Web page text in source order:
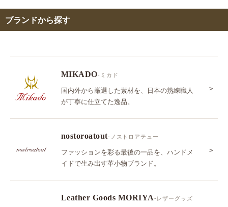
ブランドから探す
MIKADO-ミカド
国内外から厳選した素材を、日本の熟練職人
が丁寧に仕立てた逸品。
＞
nostoroatout-ノストロアテュー
ファッションを彩る最後の一品を、ハンドメ
イドで生み出す革小物ブランド。
＞
Leather Goods MORIYA-レザーグッズ